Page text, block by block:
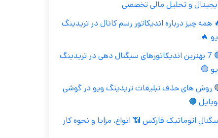
و تحلیل مالی تخصصی
همه چیز درباره اندیکاتور رسم کانال در تریدینگ
🔥
🟢 7 بهترین اندیکاتورهای سیگنال دهی در تریدینگ
🟢
روش های حذف تبلیغات تریدینگ ویو در گوشی
🔴
اتوماتیک فارکس 📶 انواع، مزایا و نحوه کار